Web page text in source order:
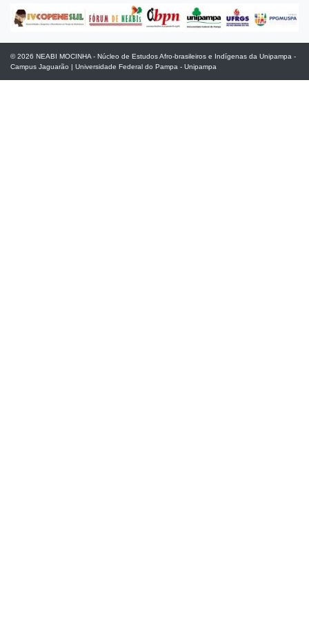
© 2026 NEABI MOCINHA - Núcleo de Estudos Afro-brasileiros e Indígenas da Unipampa -
Campus Jaguarão | Universidade Federal do Pampa - Unipampa